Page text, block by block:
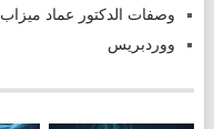
وصفات الدكتور عماد ميزاب
ووردبريس